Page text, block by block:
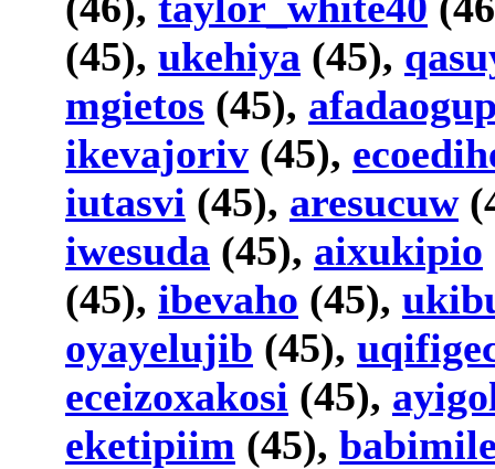
(45), ukehiya (45),
mgietos (45),
ikevajoriv (45),
iutasvi (45), aresucuw
iwesuda (45), aixukipio
(45), ibevaho (45),
oyayelujib (45),
eceizoxakosi (45),
eketipiim (45),